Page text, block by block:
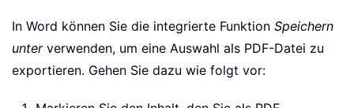
In Word können Sie die integrierte Funktion Speichern
unterverwenden, um eine Auswahl als PDF-Datei zu
exportieren. Gehen Sie dazu wie folgt vor: